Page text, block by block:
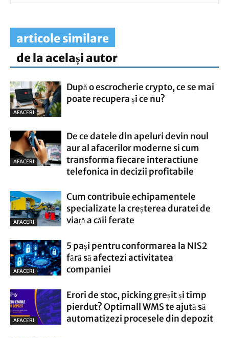
articole similare
de la același autor
AFACERI
După o escrocherie crypto, ce se mai
poate recupera și ce nu?
AFACERI
De ce datele din apeluri devin noul
aur al afacerilor moderne si cum
transforma fiecare interactiune
telefonica in decizii profitabile
AFACERI
Cum contribuie echipamentele
specializate la creșterea duratei de
viață a căii ferate
AFACERI
5 pași pentru conformarea la NIS2
fără să afectezi activitatea
companiei
AFACERI
Erori de stoc, picking greșit și timp
pierdut? Optimall WMS te ajută să
automatizezi procesele din depozit